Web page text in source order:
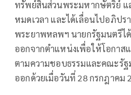
ทรัพย์สินส่วนพระมหากษัตริย์
หมดเวลา และได้เลื่อนไปอภิปร
พระยาพหลพฯ นายกรัฐมนตรีไ
ออกจากตำแหน่งเพื่อให้โอกาส
ตามความชอบธรรมและคณะรั
ออกด้วยเมื่อวันที่ 28 กรกฎาคม